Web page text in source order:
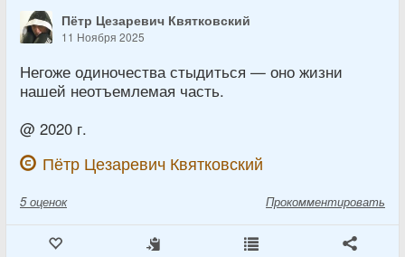
Пётр Цезаревич Квятковский
11 Ноября 2025
Негоже одиночества стыдиться — оно жизни
нашей неотъемлемая часть.
@ 2020 г.
Пётр Цезаревич Квятковский
5 оценок Прокомментировать